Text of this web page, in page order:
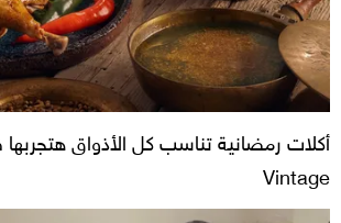
أكلات رمضانية تناسب كل الأذواق
Vintage